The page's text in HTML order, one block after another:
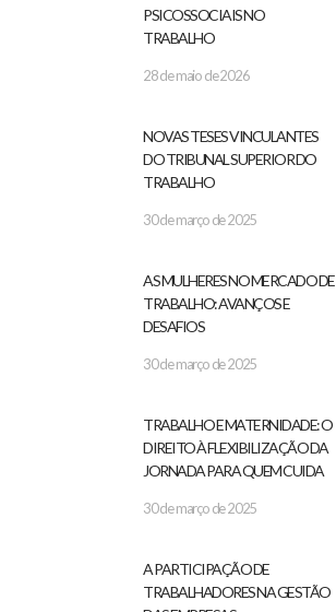
PSICOSSOCIAIS NO
TRABALHO
28 de maio de 2026
NOVAS TESES VINCULANTES
DO TRIBUNAL SUPERIOR DO
TRABALHO
30 de março de 2025
AS MULHERES NO MERCADO DE
TRABALHO: AVANÇOS E
DESAFIOS
30 de março de 2025
TRABALHO E MATERNIDADE: O
DIREITO À FLEXIBILIZAÇÃO DA
JORNADA PARA QUEM CUIDA
30 de março de 2025
A PARTICIPAÇÃO DE
TRABALHADORES NA GESTÃO